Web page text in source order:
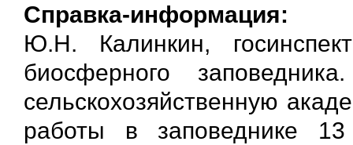
Справка-информация:
Ю.Н. Калинкин,
биосферного
сельскохозяйственную
работы в заповеднике